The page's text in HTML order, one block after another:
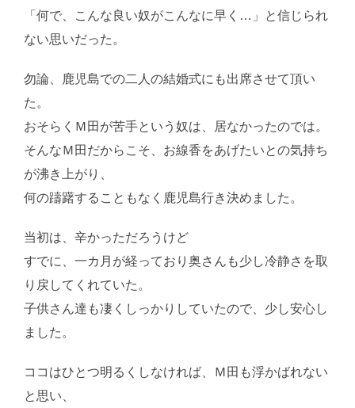
「何で、こんな良い奴がこんなに早く…」と信じられ
ない思いだった。
勿論、鹿児島での二人の結婚式にも出席させて頂い
た。
おそらくＭ田が苦手という奴は、居なかったのでは。
そんなＭ田だからこそ、お線香をあげたいとの気持ち
が沸き上がり、
何の躊躇することもなく鹿児島行き決めました。
当初は、辛かっただろうけど
すでに、一カ月が経っており奥さんも少し冷静さを取
り戻してくれていた。
子供さん達も凄くしっかりしていたので、少し安心し
ました。
ココはひとつ明るくしなければ、Ｍ田も浮かばれない
と思い、